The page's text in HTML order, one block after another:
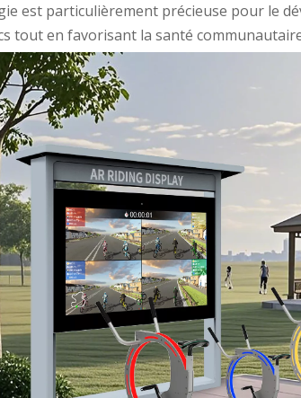
est particulièrement précieuse pour le
tout en favorisant la santé